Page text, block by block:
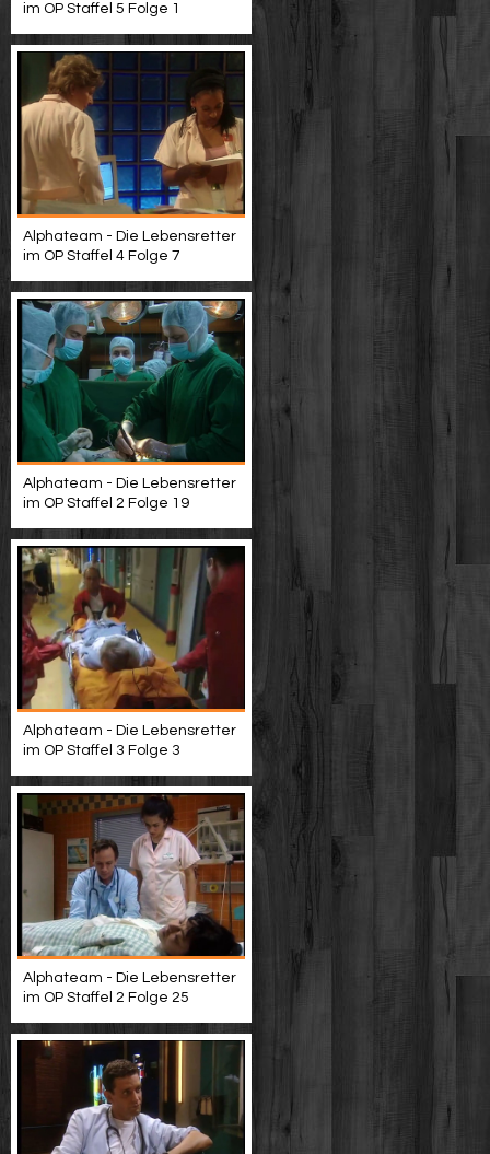
im OP Staffel 5 Folge 1
Alphateam - Die Lebensretter
im OP Staffel 4 Folge 7
Alphateam - Die Lebensretter
im OP Staffel 2 Folge 19
Alphateam - Die Lebensretter
im OP Staffel 3 Folge 3
Alphateam - Die Lebensretter
im OP Staffel 2 Folge 25